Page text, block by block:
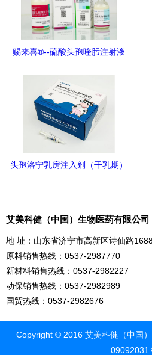
赐来喜®--硫酸头孢喹肟注射液
头孢洛宁乳房注入剂（干乳期）
艾美科健（中国）生物医药有限公司
地 址：山东省济宁市高新区诗仙路
原料销售热线：0537-2987770
新材料销售热线：0537-2982227
动保销售热线：0537-2982989
国贸热线：0537-2982676
Copyright © 2016 艾美科健（中国
09092031